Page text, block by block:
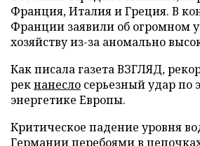
Франция, Италия и Греция. В
Франции заявили об огромном
хозяйству из-за аномально
Как писала газета ВЗГЛЯД,
рекнанесло серьезный удар по
энергетике Европы.
Критическое падение уровня
Германии перебоями в